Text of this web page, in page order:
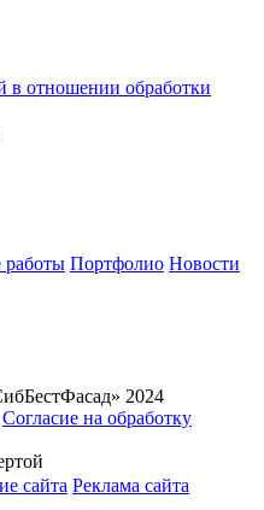
в отношении обработки
Портфолио Новости
2024
Согласие на обработку
сайта Реклама сайта